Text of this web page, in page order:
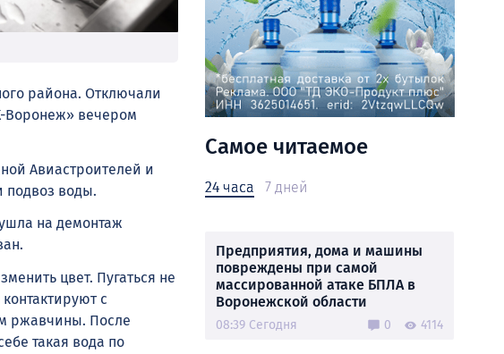
района. Отключали
Воронеж» вечером
Авиастроителей и
подвоз воды.
на демонтаж
цвет. Пугаться не
с
ржавчины. После
такая вода по
Самое читаемое
24 часа 7 дней
Предприятия, дома и машины
повреждены при самой
массированной атаке БПЛА в
Воронежской области
08:39 Сегодня 0 4114